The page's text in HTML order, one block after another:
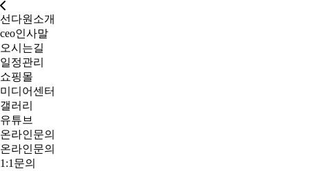
선다원소개
ceo인사말
오시는길
일정관리
쇼핑몰
미디어센터
갤러리
유튜브
온라인문의
온라인문의
1:1문의